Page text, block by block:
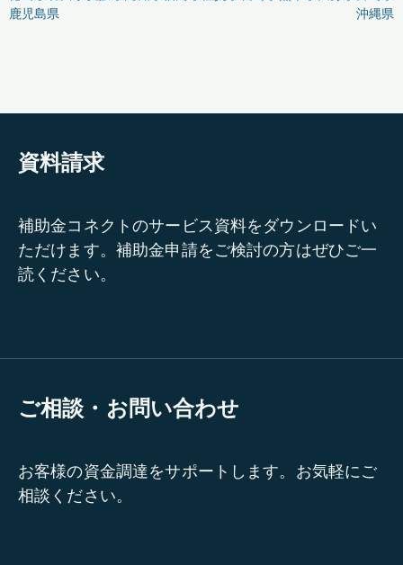
鹿児島県
沖縄県
資料請求
補助金コネクトのサービス資料をダウンロードい
ただけます。補助金申請をご検討の方はぜひご一
読ください。
ご相談・お問い合わせ
お客様の資金調達をサポートします。お気軽にご
相談ください。